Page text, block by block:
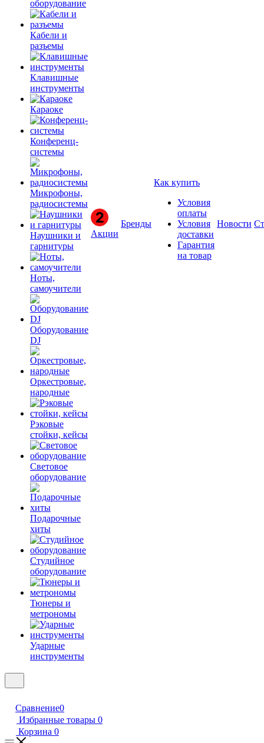
оборудование
Кабели и
разъемы
Клавишные
инструменты
Караоке
Конференц-
системы
Микрофоны,
радиосистемы
Наушники и
гарнитуры
Ноты,
самоучители
Оборудование
DJ
Оркестровые,
народные
Рэковые
стойки, кейсы
Световое
оборудование
Подарочные
хиты
Студийное
оборудование
Тюнеры и
метрономы
Ударные
инструменты
Акции
Бренды
Как купить
Условия
оплаты
Условия
доставки
Гарантия
на товар
Новости
Сравнение0
Избранные товары 0
Корзина 0